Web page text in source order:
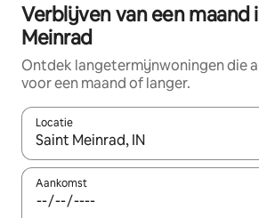
Verblijven van een maand
Meinrad
Ontdek langetermijnwoningen die
voor een maand of langer.
Locatie
Wanneer er resultaten beschikbaar
Aankomst